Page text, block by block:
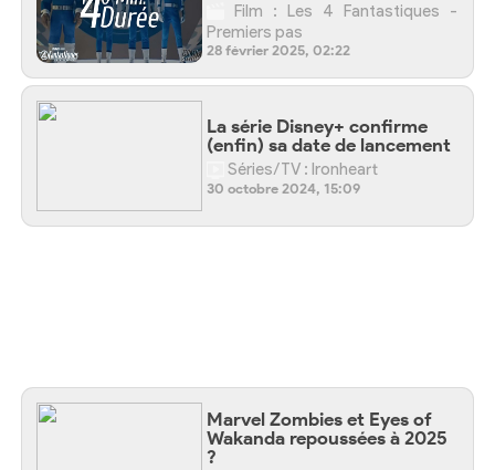
Film : Les 4 Fantastiques -
Premiers pas
28 février 2025, 02:22
La série Disney+ confirme
(enfin) sa date de lancement
Séries/TV : Ironheart
30 octobre 2024, 15:09
Marvel Zombies et Eyes of
Wakanda repoussées à 2025
?